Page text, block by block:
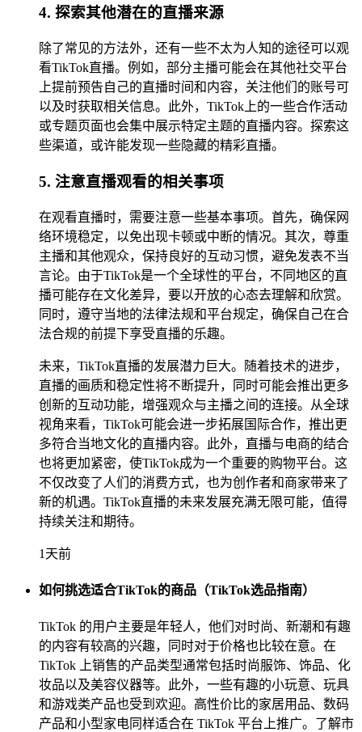
4. 探索其他潜在的直播来源
除了常见的方法外，还有一些不太为人知的途径可以观
看TikTok直播。例如，部分主播可能会在其他社交平台
上提前预告自己的直播时间和内容，关注他们的账号可
以及时获取相关信息。此外，TikTok上的一些合作活动
或专题页面也会集中展示特定主题的直播内容。探索这
些渠道，或许能发现一些隐藏的精彩直播。
5. 注意直播观看的相关事项
在观看直播时，需要注意一些基本事项。首先，确保网
络环境稳定，以免出现卡顿或中断的情况。其次，尊重
主播和其他观众，保持良好的互动习惯，避免发表不当
言论。由于TikTok是一个全球性的平台，不同地区的直
播可能存在文化差异，要以开放的心态去理解和欣赏。
同时，遵守当地的法律法规和平台规定，确保自己在合
法合规的前提下享受直播的乐趣。
未来，TikTok直播的发展潜力巨大。随着技术的进步，
直播的画质和稳定性将不断提升，同时可能会推出更多
创新的互动功能，增强观众与主播之间的连接。从全球
视角来看，TikTok可能会进一步拓展国际合作，推出更
多符合当地文化的直播内容。此外，直播与电商的结合
也将更加紧密，使TikTok成为一个重要的购物平台。这
不仅改变了人们的消费方式，也为创作者和商家带来了
新的机遇。TikTok直播的未来发展充满无限可能，值得
持续关注和期待。
1天前
如何挑选适合TikTok的商品（TikTok选品指南）
TikTok 的用户主要是年轻人，他们对时尚、新潮和有趣
的内容有较高的兴趣，同时对于价格也比较在意。在
TikTok 上销售的产品类型通常包括时尚服饰、饰品、化
妆品以及美容仪器等。此外，一些有趣的小玩意、玩具
和游戏类产品也受到欢迎。高性价比的家居用品、数码
产品和小型家电同样适合在 TikTok 平台上推广。了解市